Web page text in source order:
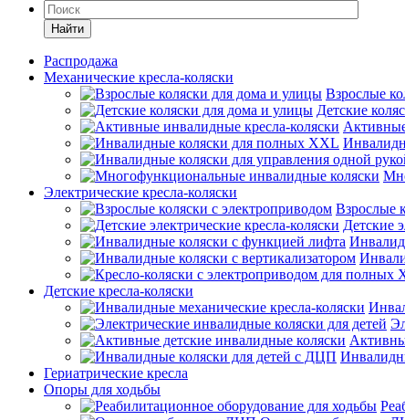
Найти
Распродажа
Механические кресла-коляски
Взрослые
Детские
Электрические кресла-коляски
Взрослые
Детские
Детские кресла-коляски
Гериатрические кресла
Опоры для ходьбы